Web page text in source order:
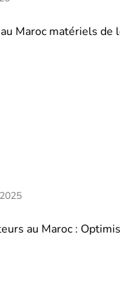
Maroc matériels de
au Maroc :